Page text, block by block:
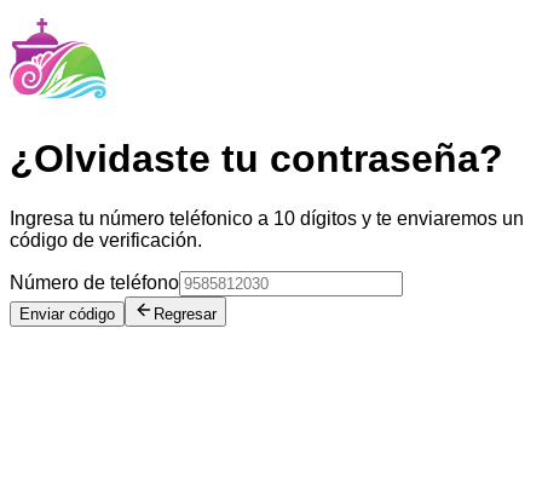
¿Olvidaste tu contraseña?
Ingresa tu número teléfonico a 10 dígitos y te enviaremos un
código de verificación.
Número de teléfono
Enviar código Regresar